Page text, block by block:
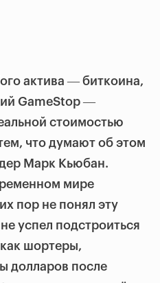
актива ― биткоина,
GameStop ―
стоимостью
что думают об этом
Марк Кьюбан.
мире
пор не понял эту
успел подстроиться
шортеры,
долларов после